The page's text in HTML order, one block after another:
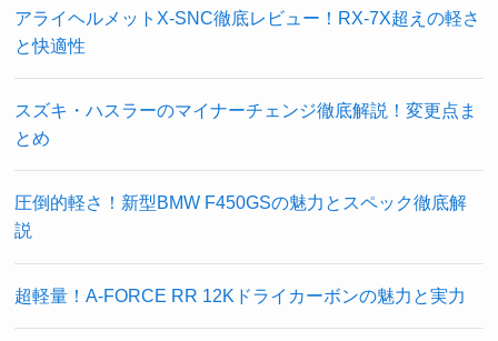
アライヘルメットX-SNC徹底レビュー！RX-7X超えの軽さ
と快適性
スズキ・ハスラーのマイナーチェンジ徹底解説！変更点ま
とめ
圧倒的軽さ！新型BMW F450GSの魅力とスペック徹底解
説
超軽量！A-FORCE RR 12Kドライカーボンの魅力と実力